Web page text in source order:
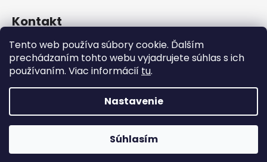
Tento web používa súbory cookie. Ďalším
prechádzaním tohto webu vyjadrujete súhlas s ich
používaním. Viac informácií tu.
Nastavenie
Súhlasím
Zariaďujete hotel, reštauráciu alebo kaviareň? Pri väčšom
odbere vám radi pripravíme cenovú ponuku na mieru –
Kontakt
info@seevey.sk
+421 907 167 346
+421 911 387 731
Vytvoril Shoptet
SEEVEY s.r.o.. Všetky práva vyhradené.